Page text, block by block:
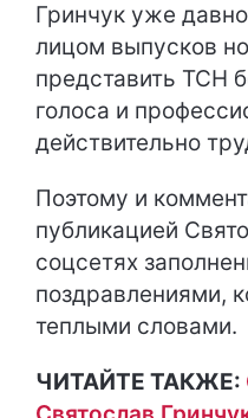
Гринчук уже
лицом выпусков
представить ТСН
голоса и
действительно
Поэтому и
публикацией
соцсетях
поздравлениями,
теплыми словами.
ЧИТАЙТЕ ТАКЖЕ: